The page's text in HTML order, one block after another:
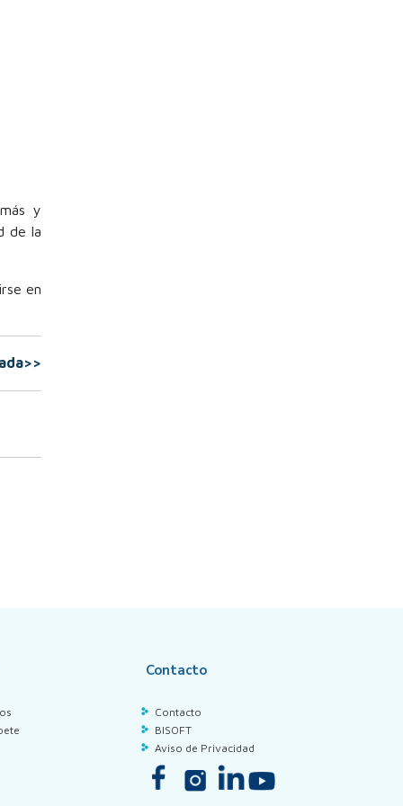
y
de la
en
Contacto
Contacto
BISOFT
Aviso de Privacidad